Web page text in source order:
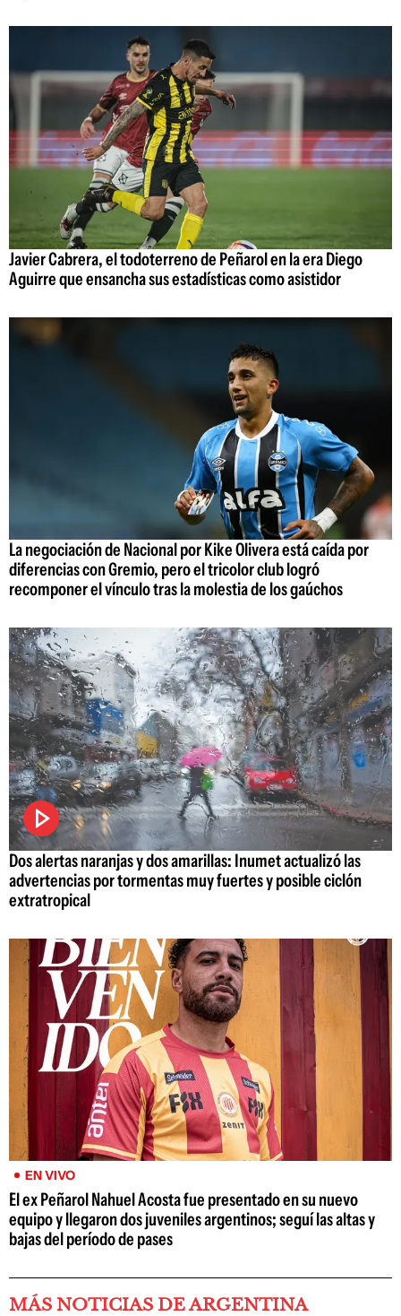
Javier Cabrera, el todoterreno de Peñarol en la era Diego
Aguirre que ensancha sus estadísticas como asistidor
La negociación de Nacional por Kike Olivera está caída por
diferencias con Gremio, pero el tricolor club logró
recomponer el vínculo tras la molestia de los gaúchos
Dos alertas naranjas y dos amarillas: Inumet actualizó las
advertencias por tormentas muy fuertes y posible ciclón
extratropical
EN VIVO
El ex Peñarol Nahuel Acosta fue presentado en su nuevo
equipo y llegaron dos juveniles argentinos; seguí las altas y
bajas del período de pases
MÁS NOTICIAS DE ARGENTINA